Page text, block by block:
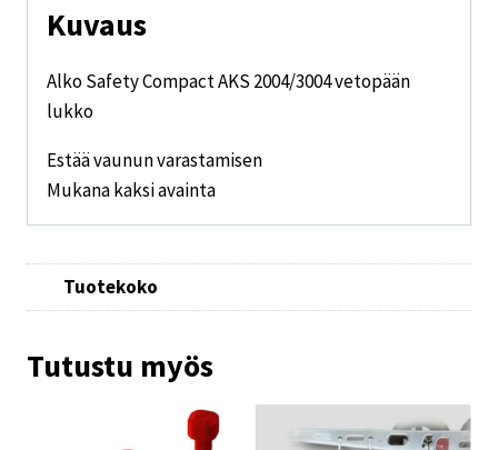
Kuvaus
Alko Safety Compact AKS 2004/3004 vetopään
lukko
Estää vaunun varastamisen
Mukana kaksi avainta
Tuotekoko
Tutustu myös